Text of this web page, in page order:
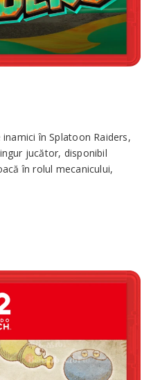
în Splatoon Raiders,
jucător, disponibil
în rolul mecanicului,